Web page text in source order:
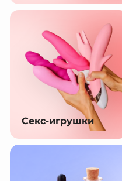
Секс-игрушки